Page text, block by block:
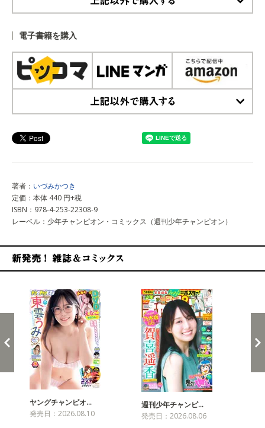
電子書籍を購入
著者： いづみかつき
定価：本体 440 円+税
ISBN：978-4-253-22308-9
レーベル：少年チャンピオン・コミックス（週刊少年チャンピオン）
ヤングチャンピオ…
発売日：2026.08.10
週刊少年チャンピ…
発売日：2026.08.06